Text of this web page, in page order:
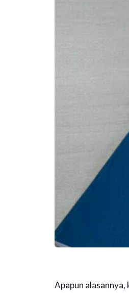
Apapun